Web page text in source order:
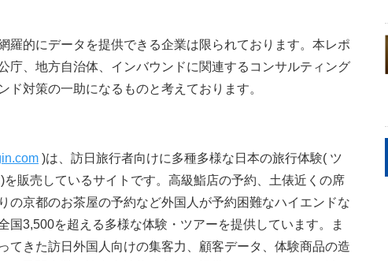
羅的にデータを提供できる企業は限られております。本レポ
庁、地方自治体、インバウンドに関連するコンサルティング
ド対策の一助になるものと考えております。
)は、訪日旅行者向けに多種多様な日本の旅行体験( ツ
販売しているサイトです。高級鮨店の予約、土俵近くの席
の京都のお茶屋の予約など外国人が予約困難なハイエンドな
国3,500を超える多様な体験・ツアーを提供しています。ま
てきた訪日外国人向けの集客力、顧客データ、体験商品の造